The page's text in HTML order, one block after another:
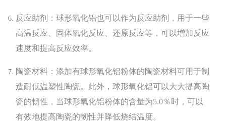
反应助剂：球形氧化铝也可以作为反应助剂，用于一些
高温反应、固体氧化反应、还原反应等，可以增加反应
速度和提高反应效率。
陶瓷材料：添加有球形氧化铝粉体的陶瓷材料可用于制
造耐低温塑性陶瓷。此外，球形氧化铝可以大大提高陶
瓷的韧性，当球形氧化铝粉体的含量为5.0％时，可以
有效地提高陶瓷的韧性并降低烧结温度。